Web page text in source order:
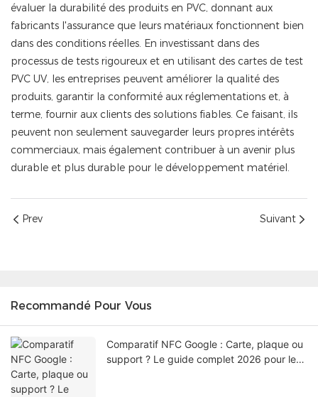
évaluer la durabilité des produits en PVC, donnant aux
fabricants l'assurance que leurs matériaux fonctionnent bien
dans des conditions réelles. En investissant dans des
processus de tests rigoureux et en utilisant des cartes de test
PVC UV, les entreprises peuvent améliorer la qualité des
produits, garantir la conformité aux réglementations et, à
terme, fournir aux clients des solutions fiables. Ce faisant, ils
peuvent non seulement sauvegarder leurs propres intérêts
commerciaux, mais également contribuer à un avenir plus
durable et plus durable pour le développement matériel.
Prev Suivant
Recommandé Pour Vous
Comparatif NFC Google : Carte, plaque ou
support ? Le guide complet 2026 pour les